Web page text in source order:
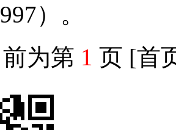
）。
为第 1 页 [首